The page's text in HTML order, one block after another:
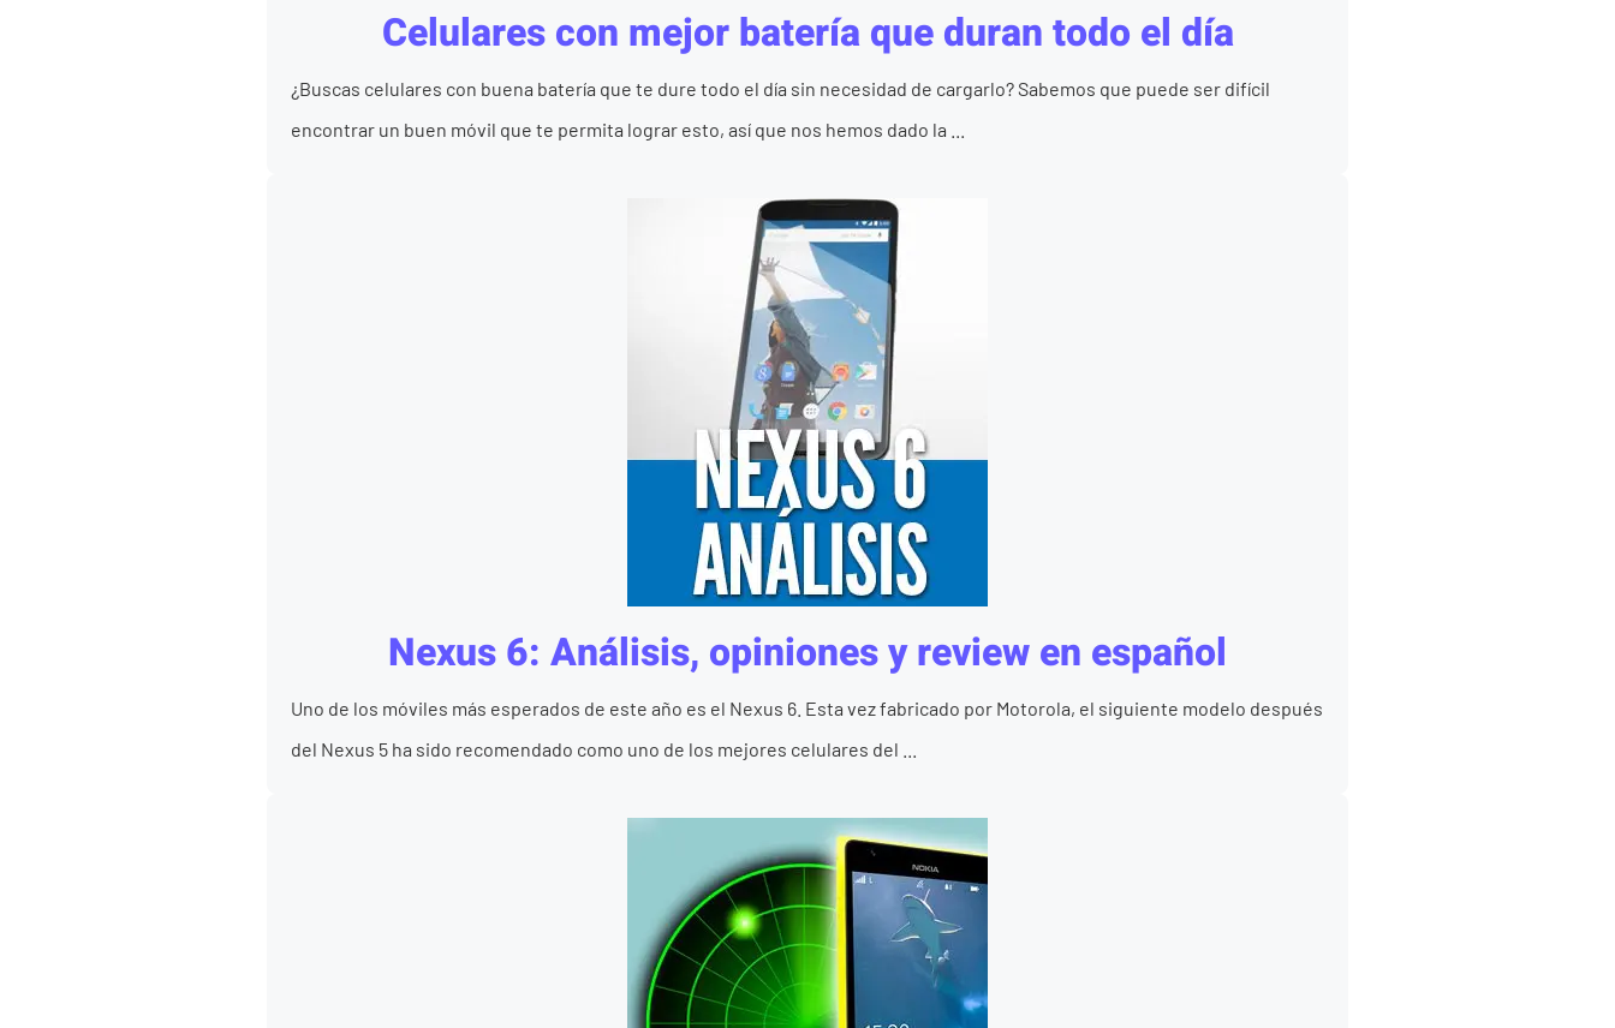
Celulares con mejor batería que duran todo el día
¿Buscas celulares con buena batería que te dure todo el día sin necesidad de cargarlo? Sabemos que puede ser difícil
encontrar un buen móvil que te permita lograr esto, así que nos hemos dado la ...
Nexus 6: Análisis, opiniones y review en español
Uno de los móviles más esperados de este año es el Nexus 6. Esta vez fabricado por Motorola, el siguiente modelo después
del Nexus 5 ha sido recomendado como uno de los mejores celulares del ...